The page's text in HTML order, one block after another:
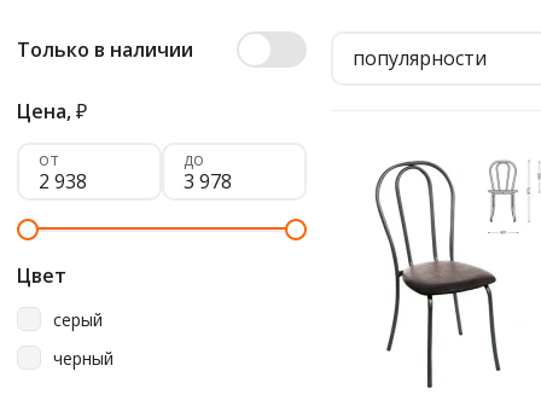
Только в наличии
Цена,₽
от до
Цвет
серый
черный
популярности